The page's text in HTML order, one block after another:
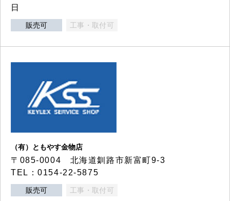
日
販売可 工事・取付可
（有）ともやす金物店
〒085-0004 北海道釧路市新富町9-3
TEL：0154-22-5875
販売可 工事・取付可